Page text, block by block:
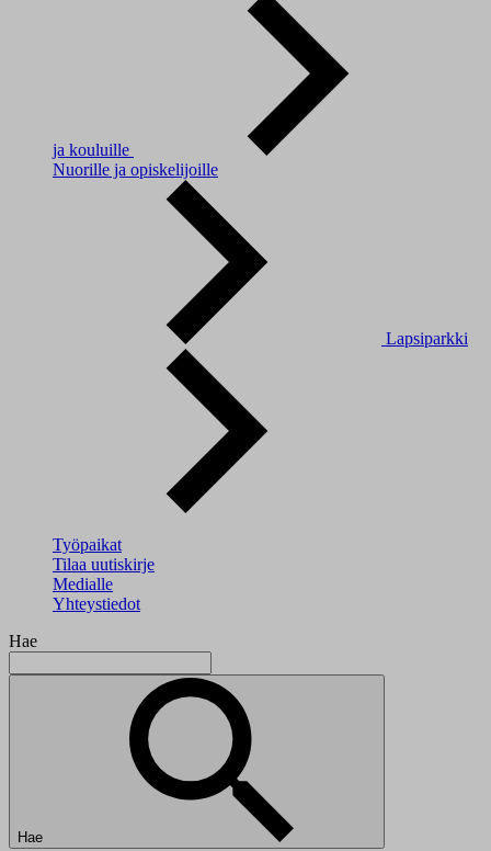
ja kouluille
Nuorille ja opiskelijoille
Lapsiparkki
Työpaikat
Tilaa uutiskirje
Medialle
Yhteystiedot
Hae
Hae